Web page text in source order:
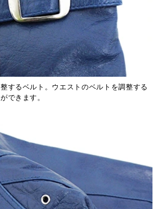
するベルト。ウエストのベルトを調整する
できます。